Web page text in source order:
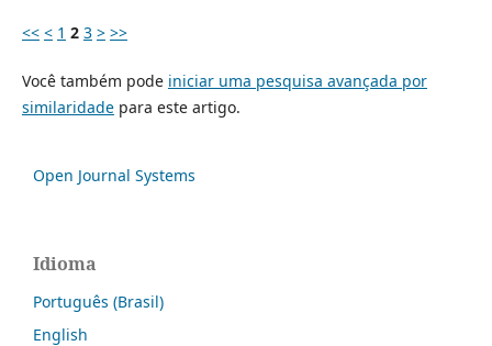
<< < 1 2 3 > >>
Você também pode iniciar uma pesquisa avançada por
similaridadepara este artigo.
Open Journal Systems
Idioma
Português (Brasil)
English